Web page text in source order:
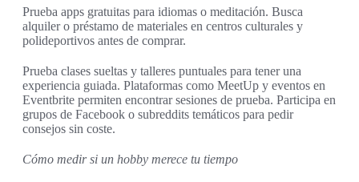
Prueba apps gratuitas para idiomas o meditación. Busca
alquiler o préstamo de materiales en centros culturales y
polideportivos antes de comprar.
Prueba clases sueltas y talleres puntuales para tener una
experiencia guiada. Plataformas como MeetUp y eventos en
Eventbrite permiten encontrar sesiones de prueba. Participa en
grupos de Facebook o subreddits temáticos para pedir
consejos sin coste.
Cómo medir si un hobby merece tu tiempo